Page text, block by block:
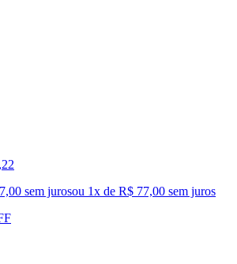
,22
sem jurosou 1x de R$ 77,00 sem juros